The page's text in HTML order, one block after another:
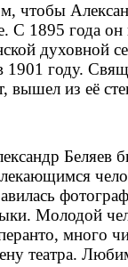
чтобы
С 1895 года он
духовной
1901 году.
вышел из её
Беляев
Молодой
много
театра.